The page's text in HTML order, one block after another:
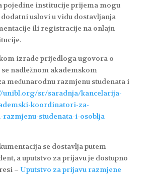
pojedine institucije prijema mogu
uslovi u vidu dostavljanja
ili registracije na onlajn
izrade prijedloga ugovora o
nadležnom akademskom
međunarodnu razmjenu studenata i
unibl.org/sr/saradnja/kancelarija-
koordinatori-za-
studenata-i-osoblja
se dostavlja putem
a uputstvo za prijavu je dostupno
– Uputstvo za prijavu razmjene